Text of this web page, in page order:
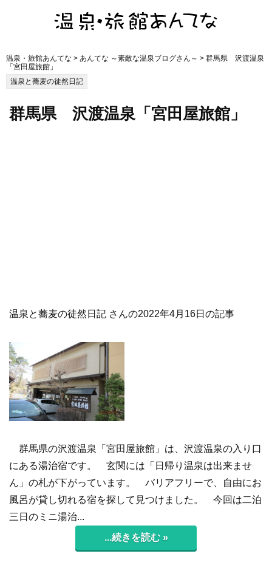
温泉・旅館あんてな > あんてな ～素敵な温泉ブログさん～ > 群馬県 沢渡温泉
「宮田屋旅館」
温泉と蕎麦の徒然日記
群馬県 沢渡温泉「宮田屋旅館」
温泉と蕎麦の徒然日記 さんの2022年4月16日の記事
群馬県の沢渡温泉「宮田屋旅館」は、沢渡温泉の入り口
にある湯治宿です。 玄関には「日帰り温泉は出来ませ
ん」の札が下がっています。 バリアフリーで、自由にお
風呂が貸し切れる宿を探して見つけました。 今回は二泊
三日のミニ湯治...
...続きを読む »